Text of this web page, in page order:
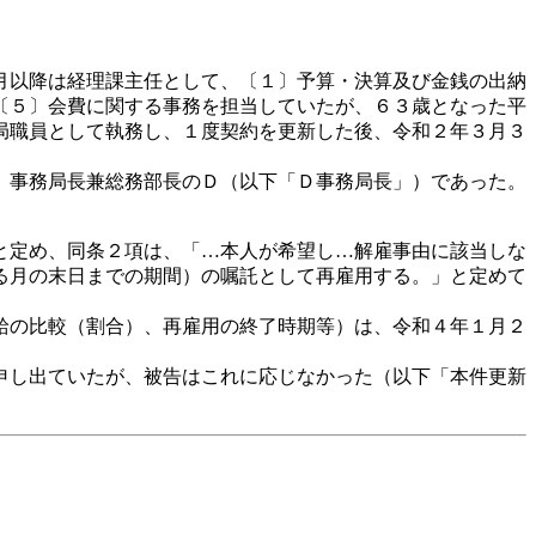
は経理課主任として、〔１〕予算・決算及び金銭の出納
〕会費に関する事務を担当していたが、６３歳となった平
員として執務し、１度契約を更新した後、令和２年３月３
務局長兼総務部長のＤ（以下「Ｄ事務局長」）であった。
定め、同条２項は、「…本人が希望し…解雇事由に該当しな
の末日までの期間）の嘱託として再雇用する。」と定めて
比較（割合）、再雇用の終了時期等）は、令和４年１月２
出ていたが、被告はこれに応じなかった（以下「本件更新